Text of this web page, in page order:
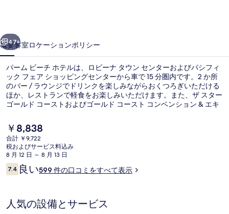
テ
ル
の
写
真
ギ
ャ
ラ
リ
次へ
47+
概要客室ロケーションポリシー
パーム ビーチ ホテルは、ロビーナ タウン センターおよびパシフィ
ック フェア ショッピングセンターから車で 15 分圏内です。2 か所
のバー / ラウンジでドリンクを楽しみながらおくつろぎいただける
ほか、レストランで軽食をお楽しみいただけます。また、ザ スター
ゴールド コーストおよびゴールド コースト コンベンション & エキ
なスタッフや快適なバスルームを評価しています。
現
在
の
料
金
は
す
￥8,838
合計 ￥9,722
税およびサービス料込み
8 月 12 日 ～ 8 月 13 日
口
コ
7.410段階中7.4
良い599 件の口コミをすべて表示
人気の設備とサービス